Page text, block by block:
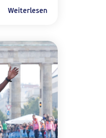
Weiterlesen